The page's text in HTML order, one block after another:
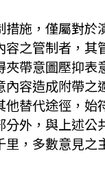
措施，僅屬對於
之管制者，其
夾帶意圖壓抑表
內容造成附帶之
他替代途徑，始
分外，與上述公
，多數意見之